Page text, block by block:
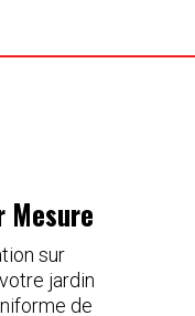
Mesure
sur
jardin
de